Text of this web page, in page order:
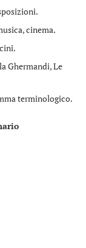
cinema.
Ghermandi, Le
terminologico.